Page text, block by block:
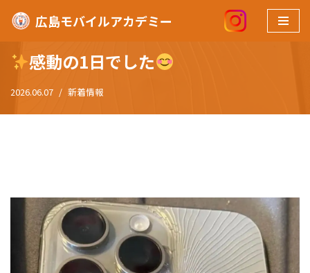
ン
テ
ン
広島モバイルアカデミー
ホーム» 感動の1日でした
感動の1日でした
2026.06.07 新着情報